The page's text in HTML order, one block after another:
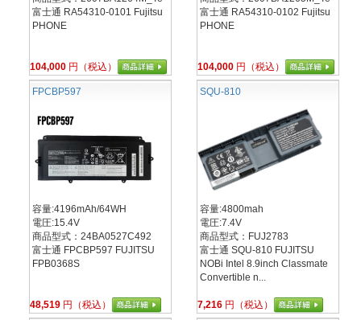
富士通 RA54310-0101 Fujitsu
PHONE
104,000 円（税込）
富士通 RA54310-0102 Fujitsu
PHONE
104,000 円（税込）
FPCBP597
容量:4196mAh/64WH
電圧:15.4V
商品型式：24BA0527C492
富士通 FPCBP597 FUJITSU
FPB0368S
48,519 円（税込）
SQU-810
容量:4800mah
電圧:7.4V
商品型式：FUJ2783
富士通 SQU-810 FUJITSU
NOBi Intel 8.9inch Classmate
Convertible n...
7,216 円（税込）